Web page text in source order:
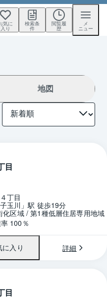
気に
入り
検索条
件
閲覧履
歴
メ
ニュー
地図
1 / 0 区画図
目
丁目
玉川」駅 徒歩19分
化区域 / 第1種低層住居専用地域
100％
に入り 詳細
1 / 0 区画図
目